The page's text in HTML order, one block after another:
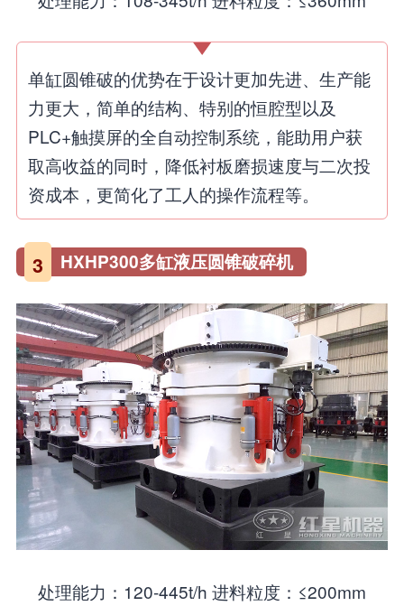
单缸圆锥破的优势在于设计更加先进、生产能
力更大，简单的结构、特别的恒腔型以及
PLC+触摸屏的全自动控制系统，能助用户获
取高收益的同时，降低衬板磨损速度与二次投
资成本，更简化了工人的操作流程等。
3 HXHP300多缸液压圆锥破碎机
处理能力：120-445t/h 进料粒度：≤200mm